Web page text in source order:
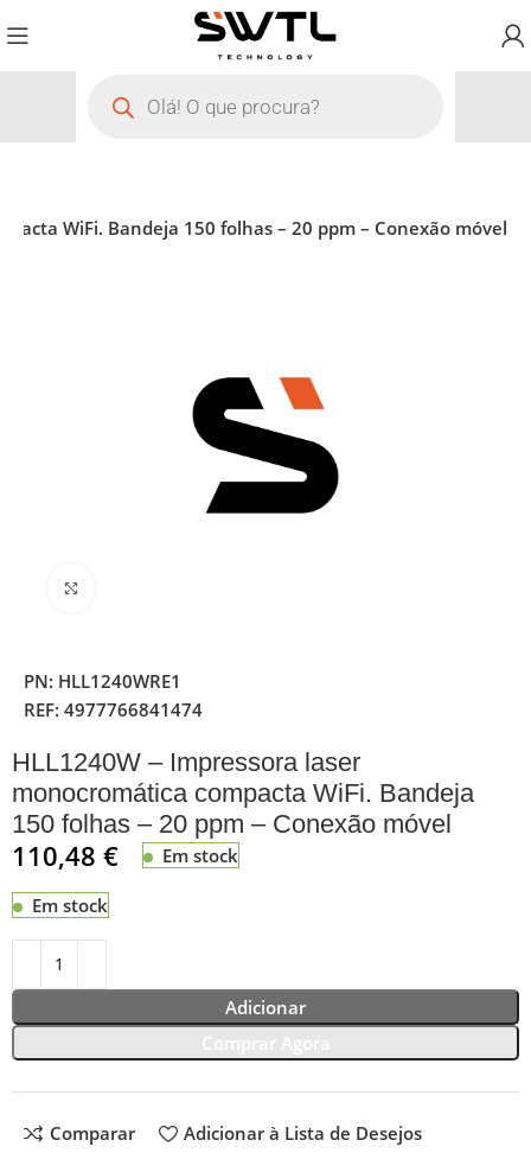
WiFi. Bandeja 150 folhas – 20 ppm – Conexão móvel
PN: HLL1240WRE1
REF:4977766841474
HLL1240W – Impressora laser
monocromática compacta WiFi. Bandeja
150 folhas – 20 ppm – Conexão móvel
110,48€ Em stock
Em stock
Adicionar
Comparar Adicionar à Lista de Desejos